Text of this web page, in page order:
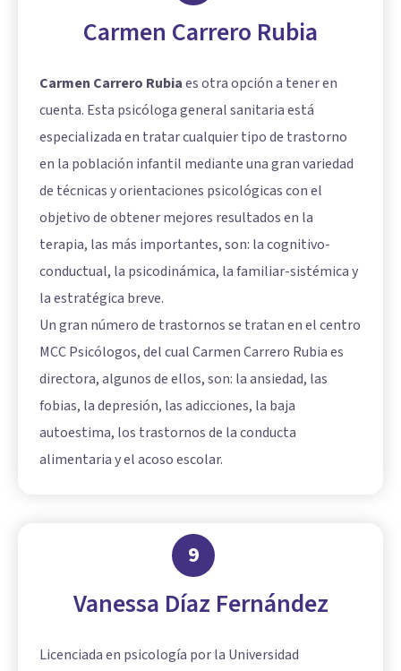
Carmen Carrero Rubia
Carmen Carrero Rubiaes otra opción a tener en
cuenta. Esta psicóloga general sanitaria está
especializada en tratar cualquier tipo de trastorno
en la población infantil mediante una gran variedad
de técnicas y orientaciones psicológicas con el
objetivo de obtener mejores resultados en la
terapia, las más importantes, son: la cognitivo-
conductual, la psicodinámica, la familiar-sistémica y
la estratégica breve.
Un gran número de trastornos se tratan en el centro
MCC Psicólogos, del cual Carmen Carrero Rubia es
directora, algunos de ellos, son: la ansiedad, las
fobias, la depresión, las adicciones, la baja
autoestima, los trastornos de la conducta
alimentaria y el acoso escolar.
9
Vanessa Díaz Fernández
Licenciada en psicología por la Universidad